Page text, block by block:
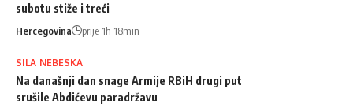
subotu stiže i treći
Hercegovina prije 1h 18min
SILA NEBESKA
Na današnji dan snage Armije RBiH drugi put
srušile Abdićevu paradržavu